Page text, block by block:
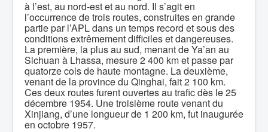
à l’est, au nord-est et au nord. Il s’agit en
l’occurrence de trois routes, construites en grande
partie par l’APL dans un temps record et sous des
conditions extrêmement difficiles et dangereuses.
La première, la plus au sud, menant de Ya’an au
Sichuan à Lhassa, mesure 2 400 km et passe par
quatorze cols de haute montagne. La deuxième,
venant de la province du Qinghai, fait 2 100 km.
Ces deux routes furent ouvertes au trafic dès le 25
décembre 1954. Une troisième route venant du
Xinjiang, d’une longueur de 1 200 km, fut inaugurée
en octobre 1957.